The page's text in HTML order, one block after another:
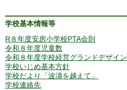
学校基本情報等
R８年度安房小学校PTA会則
令和８年度児童数
令和８年度学校経営グランドデザイン
学校いじめ基本方針
学校だより「波濤を越えて」
学校連絡先